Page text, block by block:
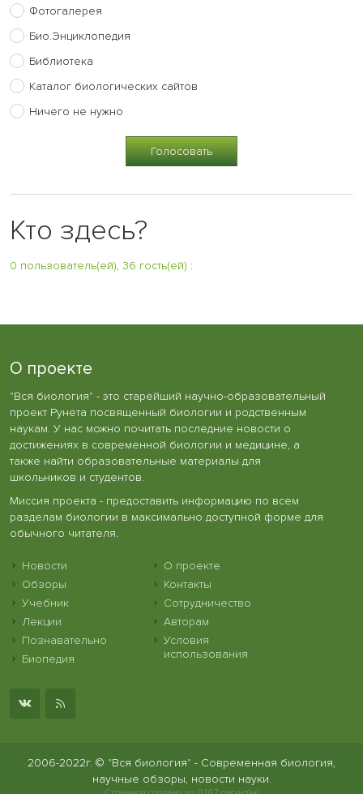
Фотогалерея
Био.Энциклопедия
Библиотека
Каталог биологических сайтов
Ничего не нужно
Кто здесь?
0 пользователь(ей), 36 гость(ей) :
О проекте
"Вся биология" - это старейший научно-образовательный
проект Рунета посвященный биологии и родственным
наукам. У нас можно почитать последние новости о
достижениях в современной биологии и медицине, а
также найти образовательные материалы для
школьников и студентов.
Миссия проекта - предоставить информацию по всем
разделам биологии в максимально доступной форме для
обычного читателя.
Новости
Обзоры
Учебник
Лекции
Познавательно
Биопедия
О проекте
Контакты
Сотрудничество
Авторам
Условия
использования
2006-2022г. © "Вся биология" - Современная биология,
научные обзоры, новости науки.